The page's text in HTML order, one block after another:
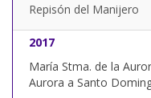
Repisón del Manijero
2017
María Stma. de la
Aurora a Santo